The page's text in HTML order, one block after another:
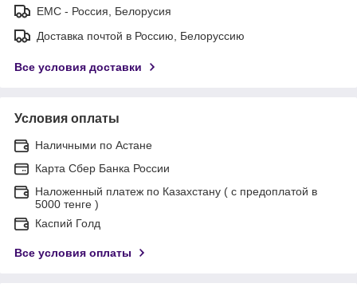
ЕМС - Россия, Белорусия
Доставка почтой в Россию, Белоруссию
Все условия доставки
Условия оплаты
Наличными по Астане
Карта Сбер Банка России
Наложенный платеж по Казахстану ( с предоплатой в
5000 тенге )
Каспий Голд
Все условия оплаты